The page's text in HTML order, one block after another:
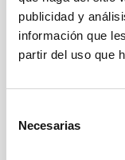
publicidad y
información que
partir del uso que
Necesarias